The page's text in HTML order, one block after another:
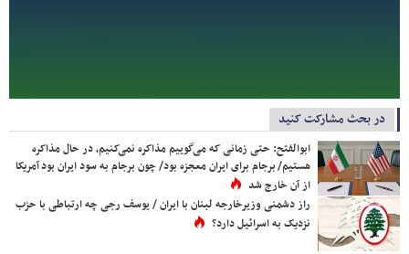
در بحث مشارکت کنید
ابوالفتح: حتی زمانی که می‌گوییم مذاکره نمی‌کنیم، در حال مذاکره
هستیم/ برجام برای ایران معجزه بود/ چون برجام به سود ایران بود آمریکا
از آن خارج شد
راز دشمنی وزیرخارجه لبنان با ایران / یوسف رجی چه ارتباطی با حزب
نزدیک به اسرائیل دارد؟